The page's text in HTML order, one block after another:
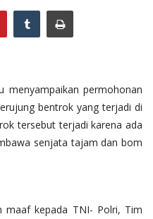
menyampaikan permohonan
bentrok yang terjadi di
tersebut terjadi karena ada
senjata tajam dan bom
maaf kepada TNI- Polri, Tim